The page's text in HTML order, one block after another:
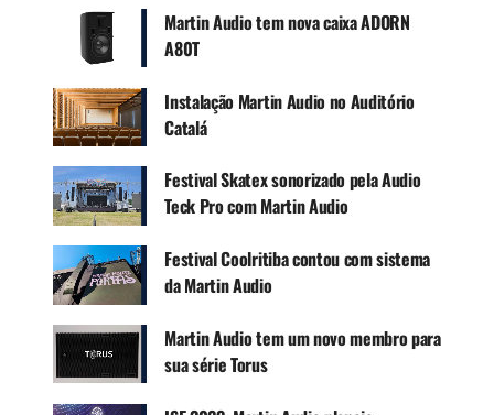
Martin Audio tem nova caixa ADORN
A80T
Instalação Martin Audio no Auditório
Catalá
Festival Skatex sonorizado pela Audio
Teck Pro com Martin Audio
Festival Coolritiba contou com sistema
da Martin Audio
Martin Audio tem um novo membro para
sua série Torus